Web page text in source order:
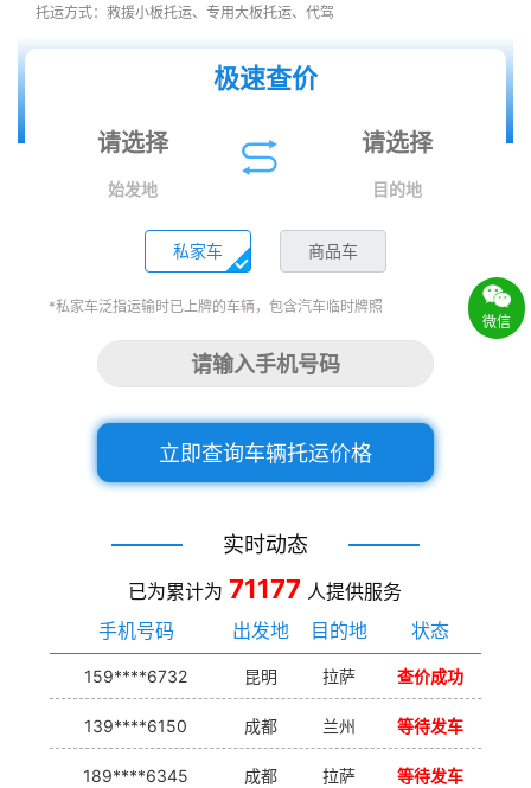
托运方式：救援小板托运、专用大板托运、代驾
极速查价
始发地 目的地
私家车 商品车
*私家车泛指运输时已上牌的车辆，包含汽车临时牌照
立即查询车辆托运价格
实时动态
已为累计为 71177 人提供服务
手机号码
出发地 目的地 状态
159****6732 昆明 拉萨 查价成功
139****6150 成都 兰州 等待发车
189****6345 成都 拉萨 等待发车
微信